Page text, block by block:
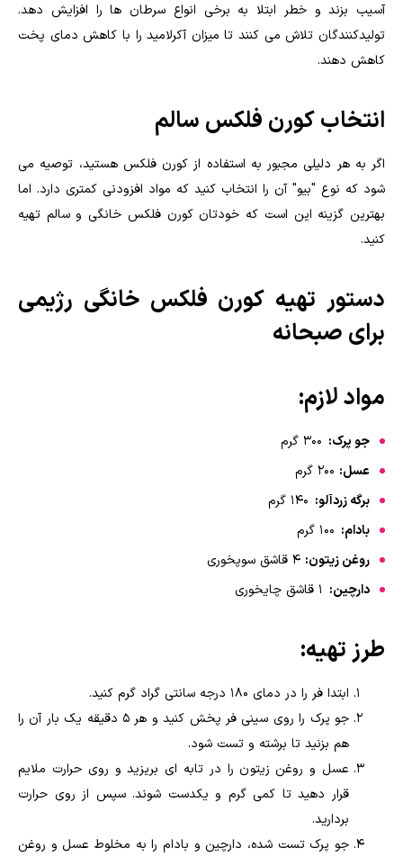
آسیب بزند و خطر ابتلا به برخی انواع سرطان ها را افزایش دهد.
تولیدکنندگان تلاش می کنند تا میزان آکرلامید را با کاهش دمای پخت
کاهش دهند.
انتخاب کورن فلکس سالم
اگر به هر دلیلی مجبور به استفاده از کورن فلکس هستید، توصیه می
شود که نوع "بیو" آن را انتخاب کنید که مواد افزودنی کمتری دارد. اما
بهترین گزینه این است که خودتان کورن فلکس خانگی و سالم تهیه
کنید.
دستور تهیه کورن فلکس خانگی رژیمی
برای صبحانه
مواد لازم:
جو پرک:
عسل: ۲۰۰ گرم
برگه زردآلو:
بادام:
روغن زیتون: ۴ قاشق سوپخوری
دارچین:
طرز تهیه:
ابتدا فر را در دمای ۱۸۰ درجه سانتی گراد گرم کنید.
جو پرک را روی سینی فر پخش کنید و هر ۵ دقیقه یک بار آن را
هم بزنید تا برشته و تست شود.
عسل و روغن زیتون را در تابه ای بریزید و روی حرارت ملایم
قرار دهید تا کمی گرم و یکدست شوند. سپس از روی حرارت
بردارید.
جو پرک تست شده، دارچین و بادام را به مخلوط عسل و روغن